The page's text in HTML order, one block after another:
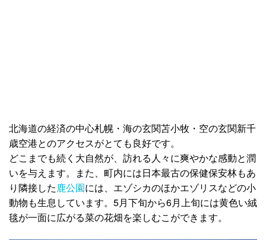
北海道の経済の中心札幌・海の玄関苫小牧・空の玄関新千
歳空港とのアクセスがとても良好です。
どこまでも続く大自然が、訪れる人々に爽やかな感動と潤
いを与えます。また、町内には日本最古の保健保安林もあ
り隣接した鹿公園には、エゾシカのほかエゾリスなどの小
動物も生息しています。5月下旬から6月上旬には黄色い絨
毯が一面に広がる菜の花畑を楽しむこができます。